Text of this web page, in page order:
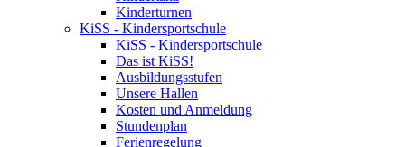
Kinderturnen
KiSS - Kindersportschule
KiSS - Kindersportschule
Das ist KiSS!
Ausbildungsstufen
Unsere Hallen
Kosten und Anmeldung
Stundenplan
Ferienregelung